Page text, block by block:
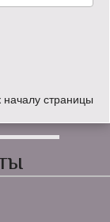
началу страницы